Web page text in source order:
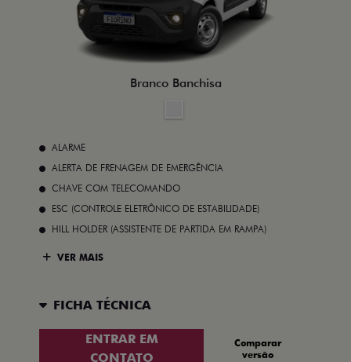
Branco Banchisa
ALARME
ALERTA DE FRENAGEM DE EMERGÊNCIA
CHAVE COM TELECOMANDO
ESC (CONTROLE ELETRÔNICO DE ESTABILIDADE)
HILL HOLDER (ASSISTENTE DE PARTIDA EM RAMPA)
VER MAIS
FICHA TÉCNICA
ENTRAR EM
CONTATO
Comparar
versão